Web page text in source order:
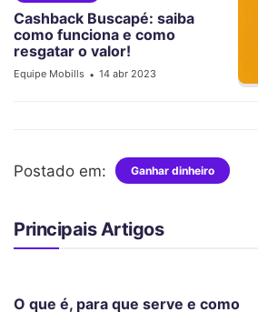
Cashback Buscapé: saiba
como funciona e como
resgatar o valor!
Equipe Mobills • 14 abr 2023
Postado em: Ganhar dinheiro
Principais Artigos
O que é, para que serve e como